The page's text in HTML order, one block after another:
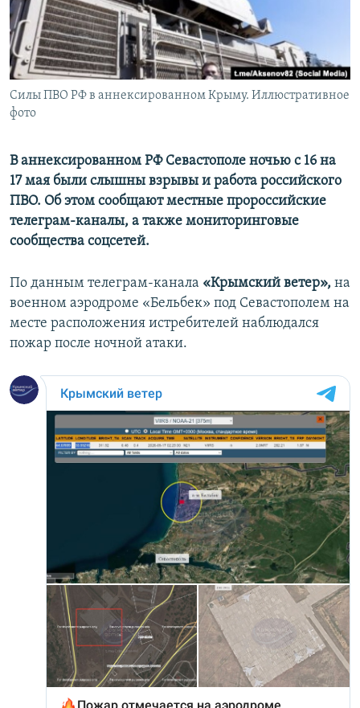
ПОБЕДИТЕЛЕЙ НЕ СУДЯТ?
КРЫМ.НЕПОКОРЕННЫЙ
ELIFBE
УКРАИНСКАЯ ПРОБЛЕМА КРЫМА
ПРИСОЕДИНЯЙТЕСЬ!
Силы ПВО РФ в аннексированном Крыму. Иллюстративное
фото
В аннексированном РФ Севастополе ночью с 16 на
17 мая были слышны взрывы и работа российского
ПВО. Об этом сообщают местные пророссийские
телеграм-каналы, а также мониторинговые
сообщества соцсетей.
По данным телеграм-канала «Крымский ветер», на
военном аэродроме «Бельбек» под Севастополем на
месте расположения истребителей наблюдался
пожар после ночной атаки.